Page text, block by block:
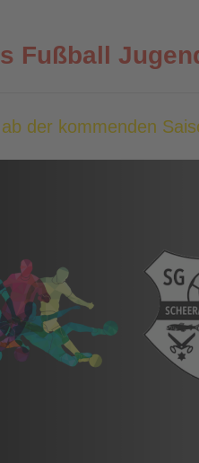
Fußball
der kommenden